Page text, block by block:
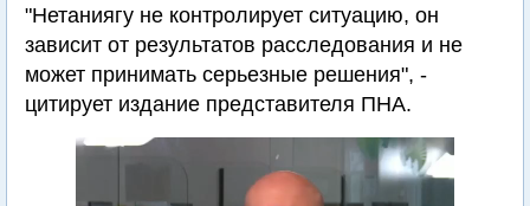
"Нетаниягу не контролирует ситуацию, он
зависит от результатов расследования и не
может принимать серьезные решения", -
цитирует издание представителя ПНА.